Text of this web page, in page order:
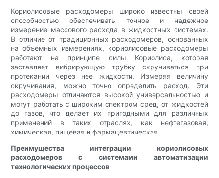
Кориолисовые расходомеры широко известны своей
способностью обеспечивать точное и надежное
измерение массового расхода в жидкостных системах.
В отличие от традиционных расходомеров, основанных
на объемных измерениях, кориолисовые расходомеры
работают на принципе силы Кориолиса, которая
заставляет вибрирующую трубку скручиваться при
протекании через нее жидкости. Измеряя величину
скручивания, можно точно определить расход. Эти
расходомеры отличаются высокой универсальностью и
могут работать с широким спектром сред, от жидкостей
до газов, что делает их пригодными для различных
применений в таких отраслях, как нефтегазовая,
химическая, пищевая и фармацевтическая.
Преимущества интеграции кориолисовых
расходомеров с системами автоматизации
технологических процессов